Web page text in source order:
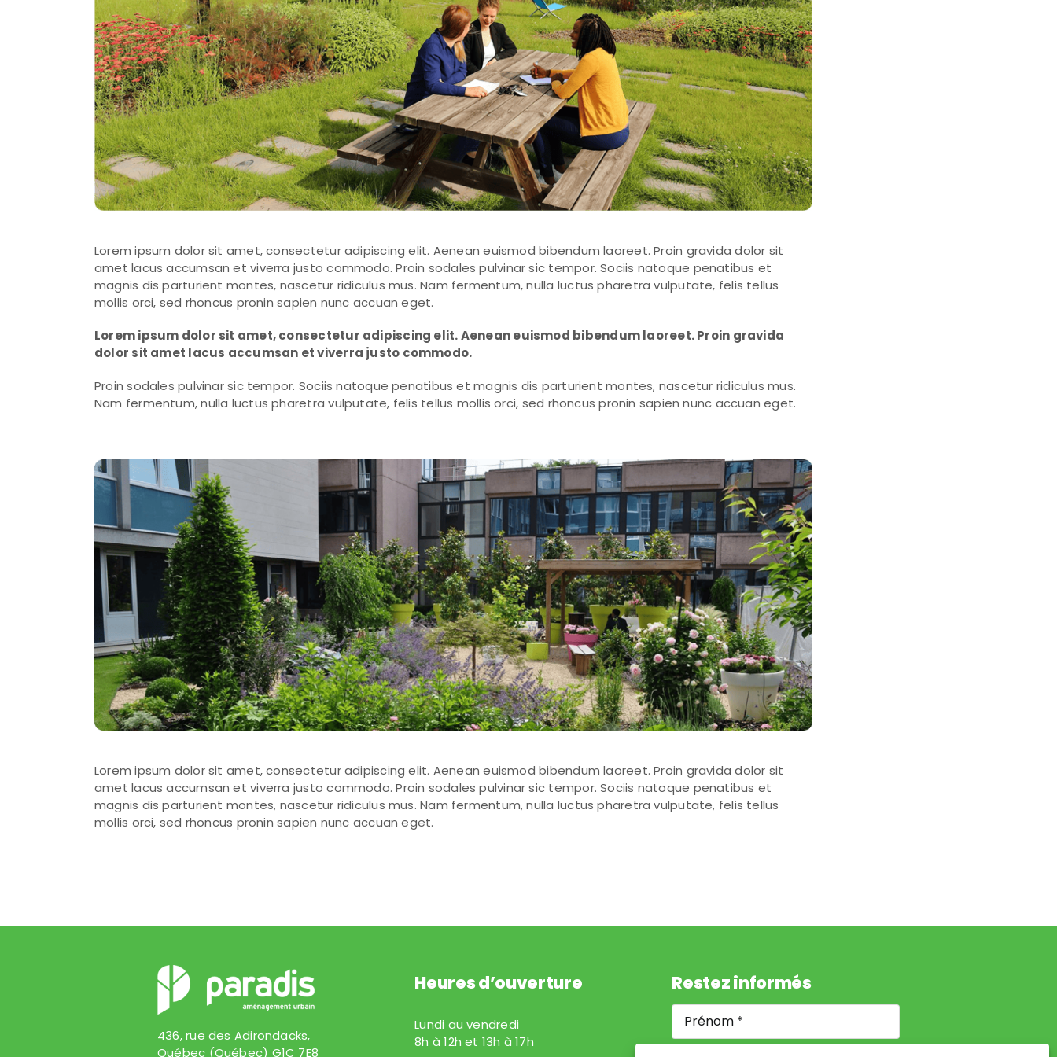
Lorem ipsum dolor sit amet, consectetur adipiscing elit. Aenean euismod bibendum laoreet. Proin gravida dolor sit
amet lacus accumsan et viverra justo commodo. Proin sodales pulvinar sic tempor. Sociis natoque penatibus et
magnis dis parturient montes, nascetur ridiculus mus. Nam fermentum, nulla luctus pharetra vulputate, felis tellus
mollis orci, sed rhoncus pronin sapien nunc accuan eget.
Lorem ipsum dolor sit amet, consectetur adipiscing elit. Aenean euismod bibendum laoreet. Proin gravida
dolor sit amet lacus accumsan et viverra justo commodo.
Proin sodales pulvinar sic tempor. Sociis natoque penatibus et magnis dis parturient montes, nascetur ridiculus mus.
Nam fermentum, nulla luctus pharetra vulputate, felis tellus mollis orci, sed rhoncus pronin sapien nunc accuan eget.
Lorem ipsum dolor sit amet, consectetur adipiscing elit. Aenean euismod bibendum laoreet. Proin gravida dolor sit
amet lacus accumsan et viverra justo commodo. Proin sodales pulvinar sic tempor. Sociis natoque penatibus et
magnis dis parturient montes, nascetur ridiculus mus. Nam fermentum, nulla luctus pharetra vulputate, felis tellus
mollis orci, sed rhoncus pronin sapien nunc accuan eget.
436, rue des Adirondacks,
Québec (Québec) G1C 7E8
Heures d’ouverture
Lundi au vendredi
8h à 12h et 13h à 17h
Restez informés
Prénom